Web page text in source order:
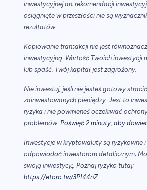
inwestycyjnej ani rekomendacji
osiągnięte w przeszłości nie są
rezultatów.
Kopiowanie transakcji nie jest
inwestycyjną. Wartość Twoich inwestycji
lub spaść. Twój kapitał jest zagrożony.
Nie inwestuj, jeśli nie jesteś gotowy
zainwestowanych pieniędzy. Jest to
ryzyka i nie powinieneś oczekiwać
problemów. Poświęć 2 minuty, aby
Inwestycje w kryptowaluty są ryzykowne i
odpowiadać inwestorom detalicznym;
swoją inwestycję. Poznaj ryzyko tutaj:
https://etoro.tw/3PI44nZ.